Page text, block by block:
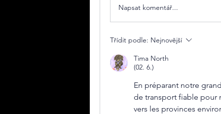
Napsat komentář...
Třídit podle: Nejnovější
Tima North
(02. 6.)
En préparant notre
de transport fiable pour
vers les provinces